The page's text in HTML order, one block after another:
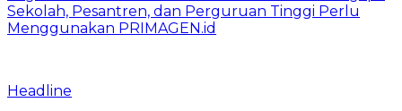
Sekolah, Pesantren, dan Perguruan Tinggi Perlu
Menggunakan PRIMAGEN.id
Headline